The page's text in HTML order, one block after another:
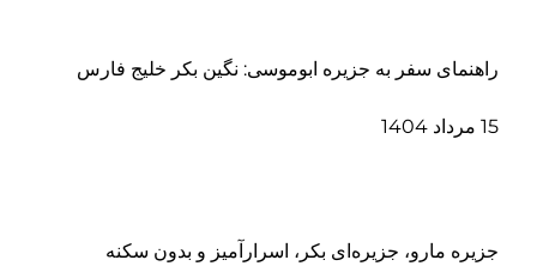
راهنمای سفر به جزیره ابوموسی: نگین بکر خلیج فارس
15 مرداد 1404
جزیره مارو، جزیره‌ای بکر، اسرارآمیز و بدون سکنه